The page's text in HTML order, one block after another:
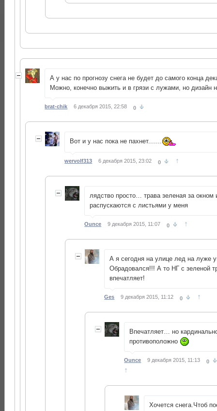
А у нас по прогнозу снега не будет до самого конца
Можно, конечно выжить и в грязи с лужами, но дизайн
brat-chik 6 декабря 2015, 22:58 0
Вот и у нас пока не пахнет.......
wervolf313 6 декабря 2015, 23:02 0 ↑
лядство просто… трава зеленая за окном
распускаются с листьями у меня
Ounce 9 декабря 2015, 11:07 0 ↑
А я сегодня на улице лед на луже
Обрадовался!!! А то НГ с зеленой
впечатляет!
Ges 9 декабря 2015, 11:12 0 ↑
Впечатляет… но
противоположно
Ounce 9 декабря 2015, 11:13 0
↑
Хочется снега.Чтоб